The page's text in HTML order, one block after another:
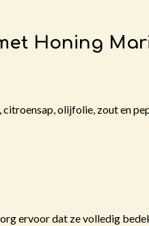
Honing
olijfolie, zout en
ervoor dat ze volledig